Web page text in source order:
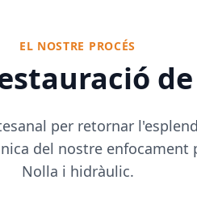
EL NOSTRE PROCÉS
per retornar
del nostre enfocament
Nolla i hidràulic.